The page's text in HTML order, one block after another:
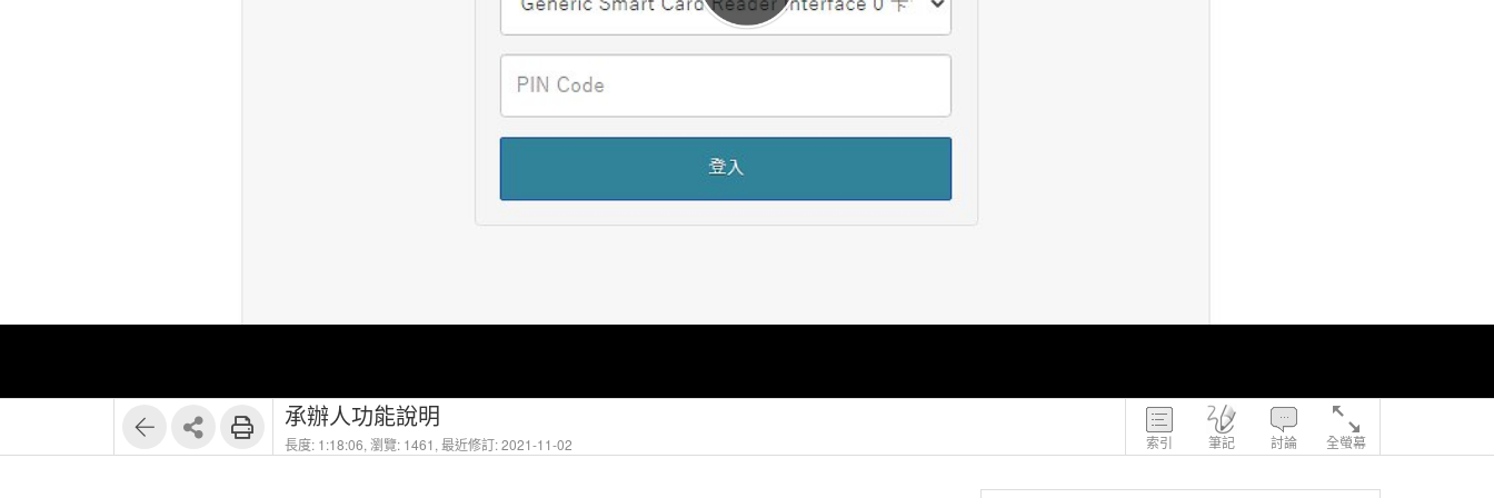
索引 筆記 討論 全螢幕
承辦人功能說明
長度: 1:18:06, 瀏覽: 1461, 最近修訂: 2021-11-02